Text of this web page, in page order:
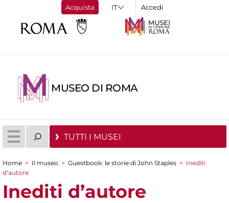
Acquista Accedi
MUSEO DI ROMA
TUTTI I MUSEI
Tu sei qui
Home > Il museo > Guestbook: le storie di John Staples > Inediti
d’autore
Inediti d’autore